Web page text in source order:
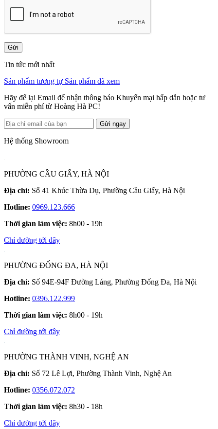
Gửi
Tin tức mới nhất
Sản phẩm tương tự Sản phẩm đã xem
Hãy để lại Email để nhận thông báo Khuyến mại hấp dẫn hoặc tư
vấn miễn phí từ Hoàng Hà PC!
Gửi ngay
Hệ thống Showroom
PHƯỜNG CẦU GIẤY, HÀ NỘI
Địa chỉ: Số 41 Khúc Thừa Dụ, Phường Cầu Giấy, Hà Nội
Hotline: 0969.123.666
Thời gian làm việc: 8h00 - 19h
Chỉ đường tới đây
PHƯỜNG ĐỐNG ĐA, HÀ NỘI
Địa chỉ: Số 94E-94F Đường Láng, Phường Đống Đa, Hà Nội
Hotline: 0396.122.999
Thời gian làm việc: 8h00 - 19h
Chỉ đường tới đây
PHƯỜNG THÀNH VINH, NGHỆ AN
Địa chỉ: Số 72 Lê Lợi, Phường Thành Vinh, Nghệ An
Hotline: 0356.072.072
Thời gian làm việc: 8h30 - 18h
Chỉ đường tới đây